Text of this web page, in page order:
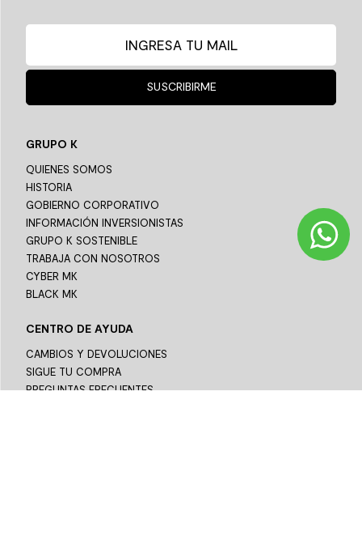
SUSCRIBIRME
GRUPO K
QUIENES SOMOS
HISTORIA
GOBIERNO CORPORATIVO
INFORMACIÓN INVERSIONISTAS
GRUPO K SOSTENIBLE
TRABAJA CON NOSOTROS
CYBER MK
BLACK MK
CENTRO DE AYUDA
CAMBIOS Y DEVOLUCIONES
SIGUE TU COMPRA
PREGUNTAS FRECUENTES